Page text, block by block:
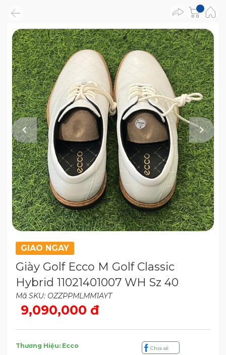
GIAO NGAY
Giày Golf Ecco M Golf Classic
Hybrid 11021401007 WH Sz 40
Mã SKU: OZZPPMLMM1AYT
9,090,000 đ
Thương Hiệu: Ecco Chia sẻ